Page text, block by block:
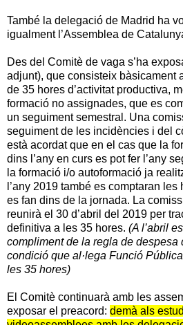
També la delegació de Madrid ha
igualment l’Assemblea de
Des del Comitè de vaga s’ha
adjunt), que consisteix bàsicament
de 35 hores d’activitat productiva,
formació no assignades, que es
un seguiment semestral. Una
seguiment de les incidències i del
està acordat que en el cas que la
dins l’any en curs es pot fer l’any
la formació i/o autoformació ja
l’any 2019 també es comptaran
es fan dins de la jornada. La
reunirà el 30 d’abril del 2019 per
definitiva a les 35 hores. (A l’abril
compliment de la regla de despesa
condició que al·lega Funció
les 35 hores)
El Comitè continuarà amb les
exposar el preacord: demà als